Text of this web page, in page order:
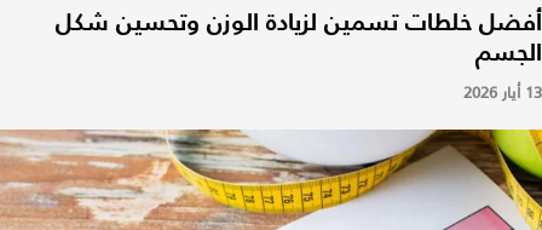
أفضل خلطات تسمين لزيادة الوزن وتحسين شكل
الجسم
13 أيار 2026